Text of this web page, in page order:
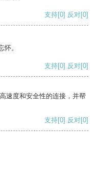
支持[0] 反对[0]
。
支持[0] 反对[0]
速度和安全性的连接，并帮
支持[0] 反对[0]